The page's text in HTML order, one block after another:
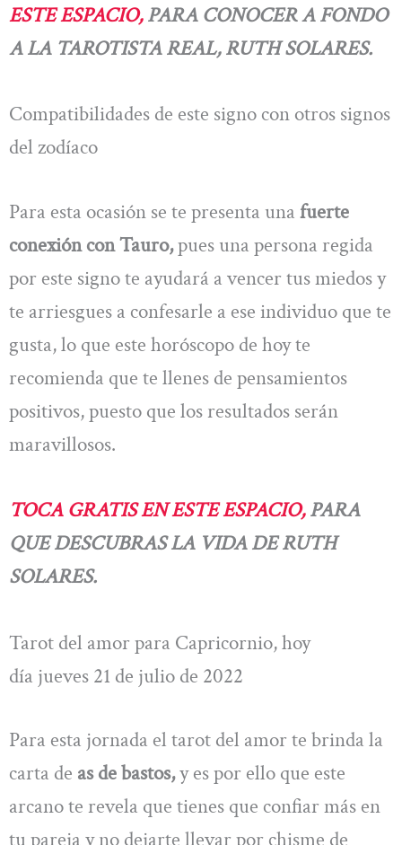
ESTE ESPACIO,PARA CONOCER A FONDO
A LA TAROTISTA REAL, RUTH SOLARES.
Compatibilidades de este signo con otros signos
del zodíaco
Para esta ocasión se te presenta una fuerte
conexión con Tauro,pues una persona regida
por este signo te ayudará a vencer tus miedos y
te arriesgues a confesarle a ese individuo que te
gusta, lo que este horóscopo de hoy te
recomienda que te llenes de pensamientos
positivos, puesto que los resultados serán
maravillosos.
TOCA GRATIS EN ESTE ESPACIO,PARA
QUE DESCUBRAS LA VIDA DE RUTH
SOLARES.
Tarot del amor para Capricornio, hoy
día jueves 21 de julio de 2022
Para esta jornada el tarot del amor te brinda la
carta de as de bastos,y es por ello que este
arcano te revela que tienes que confiar más en
tu pareja y no dejarte llevar por chisme de